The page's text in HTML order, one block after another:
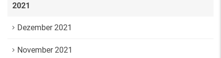
2021
Dezember 2021
November 2021